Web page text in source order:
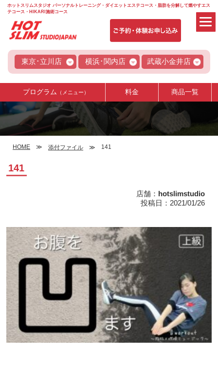
ホットスリムスタジオ パーソナルトレーニング・ダイエットエステコース・脂肪を分解して燃やすエス
テコース・HIKARI施術コース
東京･立川店 横浜･関内店 武蔵小金井店
プログラム （メニュー） 料金 商品一覧
HOME 添付ファイル 141
141
店舗： hotslimstudio
投稿日：2021/01/26